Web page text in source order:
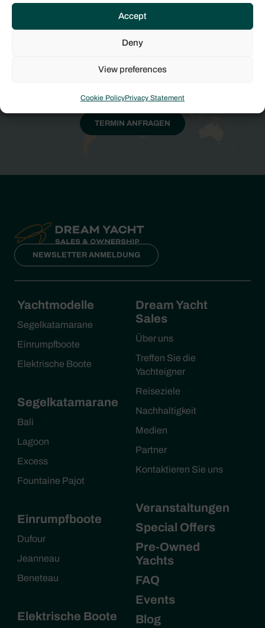
Accept
Deny
View preferences
Cookie PolicyPrivacy Statement
Mehr erfahren
Fordern Sie noch heute weitere Informationen an
fachkundigen Vertriebsteams wird sich mit Ihnen in
TERMIN ANFRAGEN
NEWSLETTER ANMELDUNG
Yachtmodelle
Segelkatamarane
Einrumpfboote
Elektrische Boote
Segelkatamarane
Bali
Lagoon
Excess
Fountaine Pajot
Einrumpfboote
Dufour
Jeanneau
Beneteau
Elektrische Boote
Dream Yacht
Sales
Über uns
Treffen Sie die
Yachteigner
Reiseziele
Nachhaltigkeit
Medien
Partner
Kontaktieren Sie uns
Veranstaltungen
Special Offers
Pre-Owned
Yachts
FAQ
Events
Blog